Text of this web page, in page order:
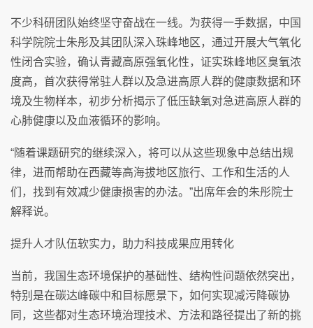
不少科研团队始终坚守奋战在一线。为获得一手数据，中国
科学院院士朱彤及其团队深入珠峰地区，通过开展大气氧化
性闭合实验，确认青藏高原强氧化性，证实珠峰地区臭氧浓
度高，首次获得常驻人群以及急进高原人群的健康数据和环
境及生物样本，初步分析揭示了低压缺氧对急进高原人群的
心肺健康以及血液循环的影响。
“随着课题研究的继续深入，将可以从这些现象中总结出规
律，进而帮助在西藏等高海拔地区旅行、工作和生活的人
们，找到有效减少健康损害的办法。”出席年会的朱彤院士
解释说。
提升人才队伍软实力，助力科技成果应用转化
当前，我国生态环境保护的基础性、结构性问题依然突出，
特别是在碳达峰碳中和目标愿景下，如何实现减污降碳协
同，这些都对生态环境治理技术、方法和路径提出了新的挑